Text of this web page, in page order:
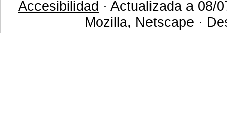
Accesibilidad · Actualizada a 08/
Mozilla, Netscape ·